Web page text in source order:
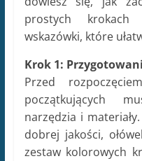
odniesienia.
Krok 2: Ustal
określić podstawowy
technikę rysowania
głowę, tułów i
szczegóły w tym
proporcjach i ogólnym